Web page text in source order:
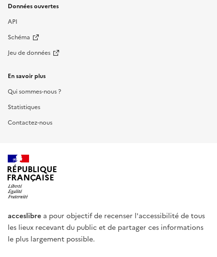
Données ouvertes
API
Schéma
Jeu de données
En savoir plus
Qui sommes-nous ?
Statistiques
Contactez-nous
RÉPUBLIQUE
FRANÇAISE
acceslibre a pour objectif de recenser l'accessibilité de tous
les lieux recevant du public et de partager ces informations
le plus largement possible.